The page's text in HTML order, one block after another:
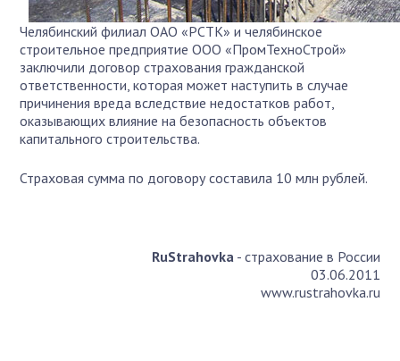
Челябинский филиал ОАО «РСТК» и челябинское
строительное предприятие ООО «ПромТехноСтрой»
заключили договор страхования гражданской
ответственности, которая может наступить в случае
причинения вреда вследствие недостатков работ,
оказывающих влияние на безопасность объектов
капитального строительства.
Страховая сумма по договору составила 10 млн рублей.
RuStrahovka- страхование в России
03.06.2011
www.rustrahovka.ru